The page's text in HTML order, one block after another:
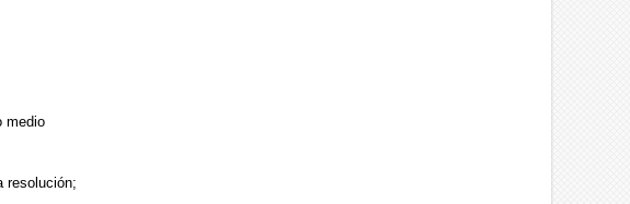
medio
resolución;